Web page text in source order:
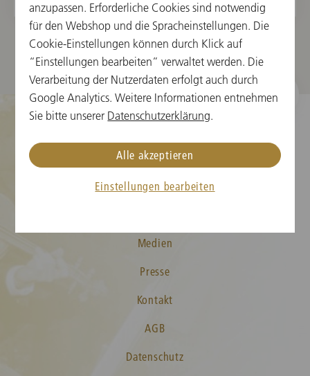
Cookie-Einstellungen
Karteninformation
Medien
Presse
Kontakt
AGB
Datenschutz
anzupassen. Erforderliche Cookies sind notwendig
für den Webshop und die Spracheinstellungen. Die
Cookie-Einstellungen können durch Klick auf
“Einstellungen bearbeiten” verwaltet werden. Die
Verarbeitung der Nutzerdaten erfolgt auch durch
Google Analytics. Weitere Informationen entnehmen
Sie bitte unserer Datenschutzerklärung.
Einstellungen bearbeiten
Alle akzeptieren